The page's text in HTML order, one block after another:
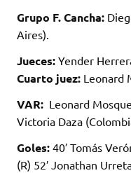
Grupo F. Cancha:
Aires).
Jueces: Yender
Cuarto juez: Leonard
VAR: Leonard
Victoria Daza
Goles: 40′ Tomás
(R) 52′ Jonathan